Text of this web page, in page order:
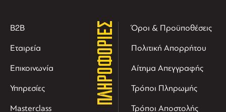
B2B
Εταιρεία
Επικοινωνία
Υπηρεσίες
Masterclass
ΠΛΗΡΟΦΟΡΙΕΣ Όροι & Προϋποθέσεις
Πολιτική Απορρήτου
Αίτημα Απεγγραφής
Τρόποι Πληρωμής
Τρόποι Αποστολής